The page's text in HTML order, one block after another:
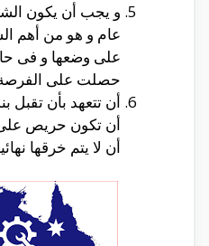
عام و هو من أهم
على وضعها و فى
حصلت على
أن تتعهد بأن تقبل
أن تكون حريص على
أن لا يتم خرقها